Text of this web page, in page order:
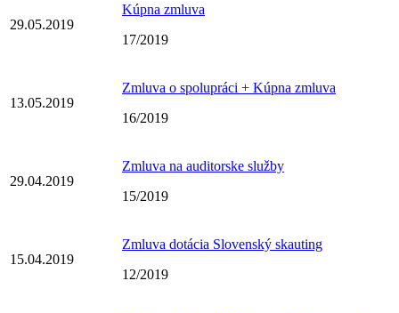
29.05.2019
Kúpna zmluva
17/2019
13.05.2019
Zmluva o spolupráci + Kúpna zmluva
16/2019
29.04.2019
Zmluva na auditorske služby
15/2019
15.04.2019
Zmluva dotácia Slovenský skauting
12/2019